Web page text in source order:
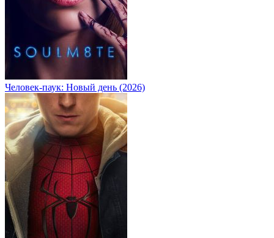
Человек-паук: Новый день (2026)